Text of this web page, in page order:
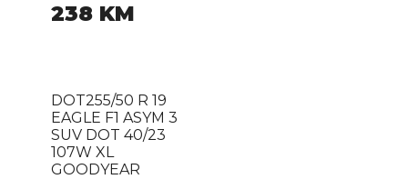
238 KM
DOT255/50 R 19
EAGLE F1 ASYM 3
SUV DOT 40/23
107W XL
GOODYEAR